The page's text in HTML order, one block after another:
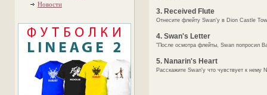
Новости
3. Received Flute
Отнесите флейту Swan'y в Dion Castle
4. Swan's Letter
"После осмотра флейты, Swan попросил
5. Nanarin's Heart
Расскажите Swan'y что чувствует к нему